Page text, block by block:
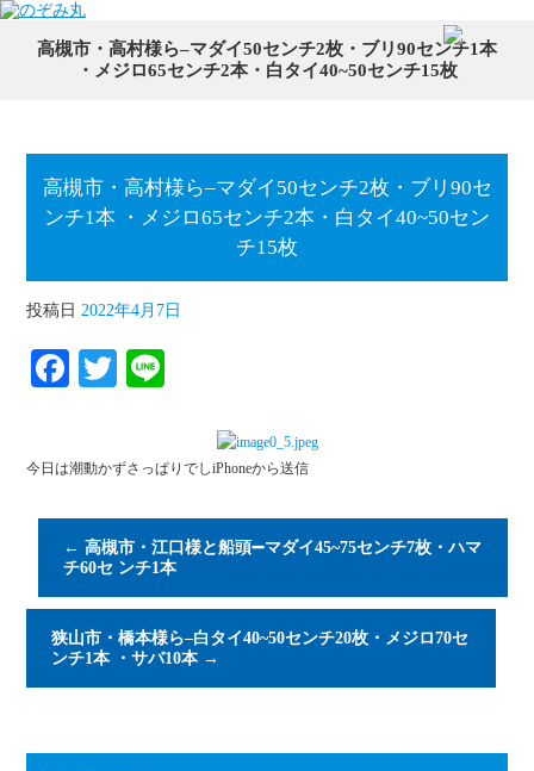
高槻市・高村様ら–マダイ50センチ2枚・ブリ90センチ1本
・メジロ65センチ2本・白タイ40~50センチ15枚
高槻市・高村様ら–マダイ50センチ2枚・ブリ90セ
ンチ1本 ・メジロ65センチ2本・白タイ40~50セン
チ15枚
投稿日 2022年4月7日
Fa
ok
T
r
今日は潮動かずさっぱりでしiPhoneから送信
← 高槻市・江口様と船頭➖マダイ45~75センチ7枚・ハマ
チ60セ ンチ1本
狭山市・橋本様ら–白タイ40~50センチ20枚・メジロ70セ
ンチ1本 ・サバ10本 →